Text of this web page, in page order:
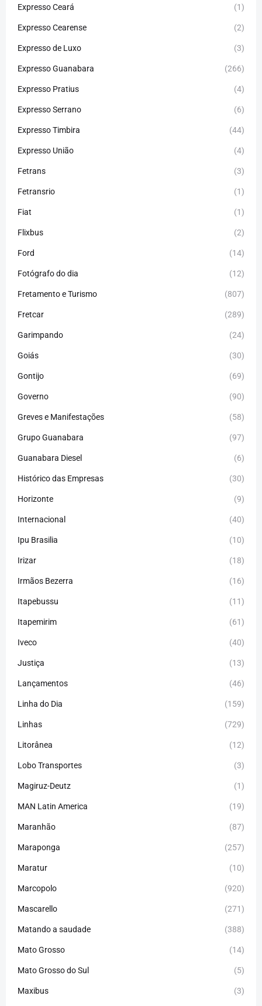
Expresso Ceará (1)
Expresso Cearense (2)
Expresso de Luxo (3)
Expresso Guanabara (266)
Expresso Pratius (4)
Expresso Serrano (6)
Expresso Timbira (44)
Expresso União (4)
Fetrans (3)
Fetransrio (1)
Fiat (1)
Flixbus (2)
Ford (14)
Fotógrafo do dia (12)
Fretamento e Turismo (807)
Fretcar (289)
Garimpando (24)
Goiás (30)
Gontijo (69)
Governo (90)
Greves e Manifestações (58)
Grupo Guanabara (97)
Guanabara Diesel (6)
Histórico das Empresas (30)
Horizonte (9)
Internacional (40)
Ipu Brasilia (10)
Irizar (18)
Irmãos Bezerra (16)
Itapebussu (11)
Itapemirim (61)
Iveco (40)
Justiça (13)
Lançamentos (46)
Linha do Dia (159)
Linhas (729)
Litorânea (12)
Lobo Transportes (3)
Magiruz-Deutz (1)
MAN Latin America (19)
Maranhão (87)
Maraponga (257)
Maratur (10)
Marcopolo (920)
Mascarello (271)
Matando a saudade (388)
Mato Grosso (14)
Mato Grosso do Sul (5)
Maxibus (3)